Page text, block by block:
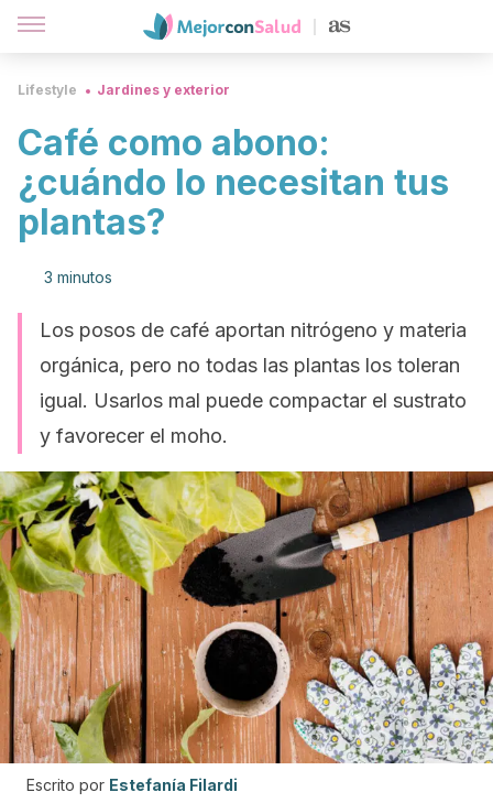
Lifestyle Jardines y exterior
Café como abono:
¿cuándo lo necesitan tus
plantas?
3 minutos
Los posos de café aportan nitrógeno y materia
orgánica, pero no todas las plantas los toleran
igual. Usarlos mal puede compactar el sustrato
y favorecer el moho.
Escrito por Estefanía Filardi